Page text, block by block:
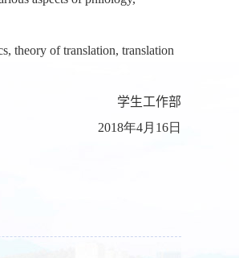
theory of translation, translation
学生工作部
2018年4月 16日